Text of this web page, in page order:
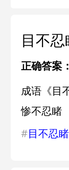
目不
正确答案：
成语《目
惨不忍睹
#目不忍睹